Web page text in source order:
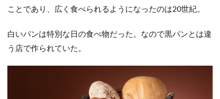
ことであり、広く食べられるようになったのは20世紀。
白いパンは特別な日の食べ物だった。なので黒パンとは違
う店で作られていた。